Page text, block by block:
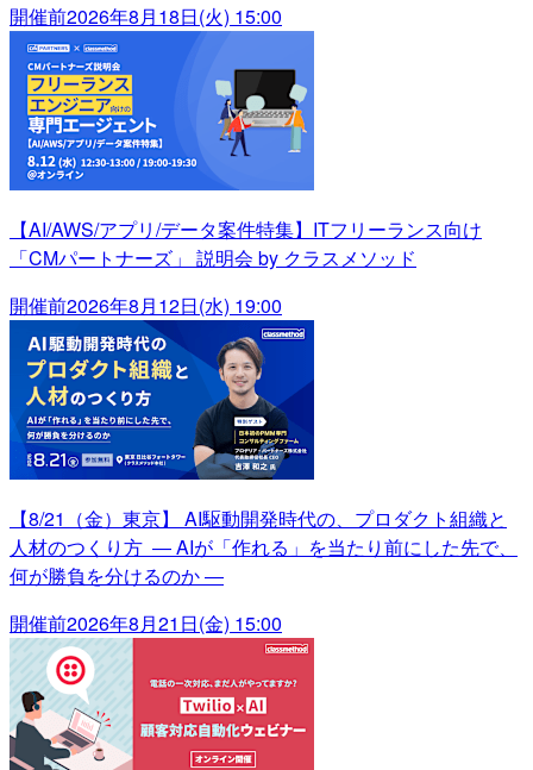
開催前2026年8月18日(火) 15:00
【AI/AWS/アプリ/データ案件特集】ITフリーランス向け
「CMパートナーズ」 説明会 by クラスメソッド
開催前2026年8月12日(水) 19:00
【8/21（金）東京】 AI駆動開発時代の、プロダクト組織と
人材のつくり方 ― AIが「作れる」を当たり前にした先で、
何が勝負を分けるのか ―
開催前2026年8月21日(金) 15:00